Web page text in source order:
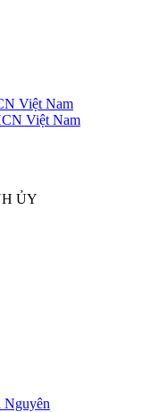
Việt Nam
Việt Nam
ỦY
Nguyên